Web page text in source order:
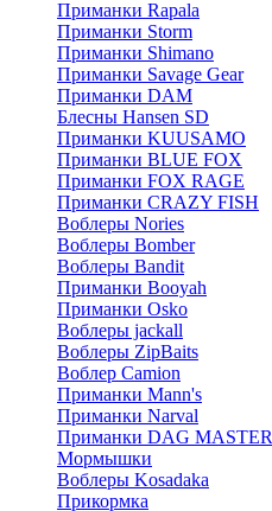
Приманки Rapala
Приманки Storm
Приманки Shimano
Приманки Savage Gear
Приманки DAM
Блесны Hansen SD
Приманки KUUSAMO
Приманки BLUE FOX
Приманки FOX RAGE
Приманки CRAZY FISH
Воблеры Nories
Воблеры Bomber
Воблеры Bandit
Приманки Booyah
Приманки Osko
Воблеры jackall
Воблеры ZipBaits
Воблер Camion
Приманки Mann's
Приманки Narval
Приманки DAG MASTER
Мормышки
Воблеры Kosadaka
Прикормка